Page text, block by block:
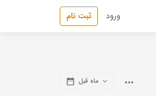
ورود ثبت نام
ماه قبل